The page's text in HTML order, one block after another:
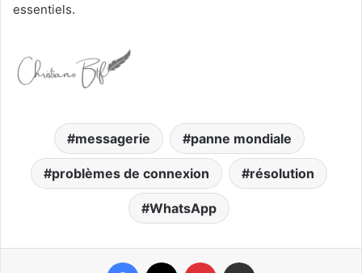
essentiels.
messagerie panne mondiale
problèmes de connexion résolution
WhatsApp